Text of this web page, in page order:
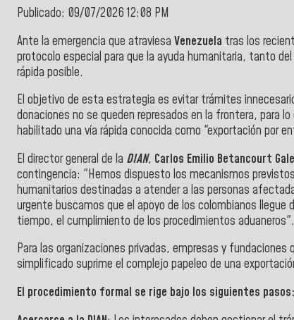
Publicado: 09/07/2026 12:08 PM
Ante la emergencia que atraviesa Venezuela tras los
protocolo especial para que la ayuda humanitaria, tanto
rápida posible.
El objetivo de esta estrategia es evitar trámites
donaciones no se queden represados en la frontera, para lo
habilitado una vía rápida conocida como "exportación por
El director general de la DIAN, Carlos Emilio Betancourt
contingencia: "Hemos dispuesto los mecanismos
humanitarios destinadas a atender a las personas
urgente buscamos que el apoyo de los colombianos
tiempo, el cumplimiento de los procedimientos aduaneros".
Para las organizaciones privadas, empresas y
simplificado suprime el complejo papeleo de una
El procedimiento formal se rige bajo los siguientes pasos: